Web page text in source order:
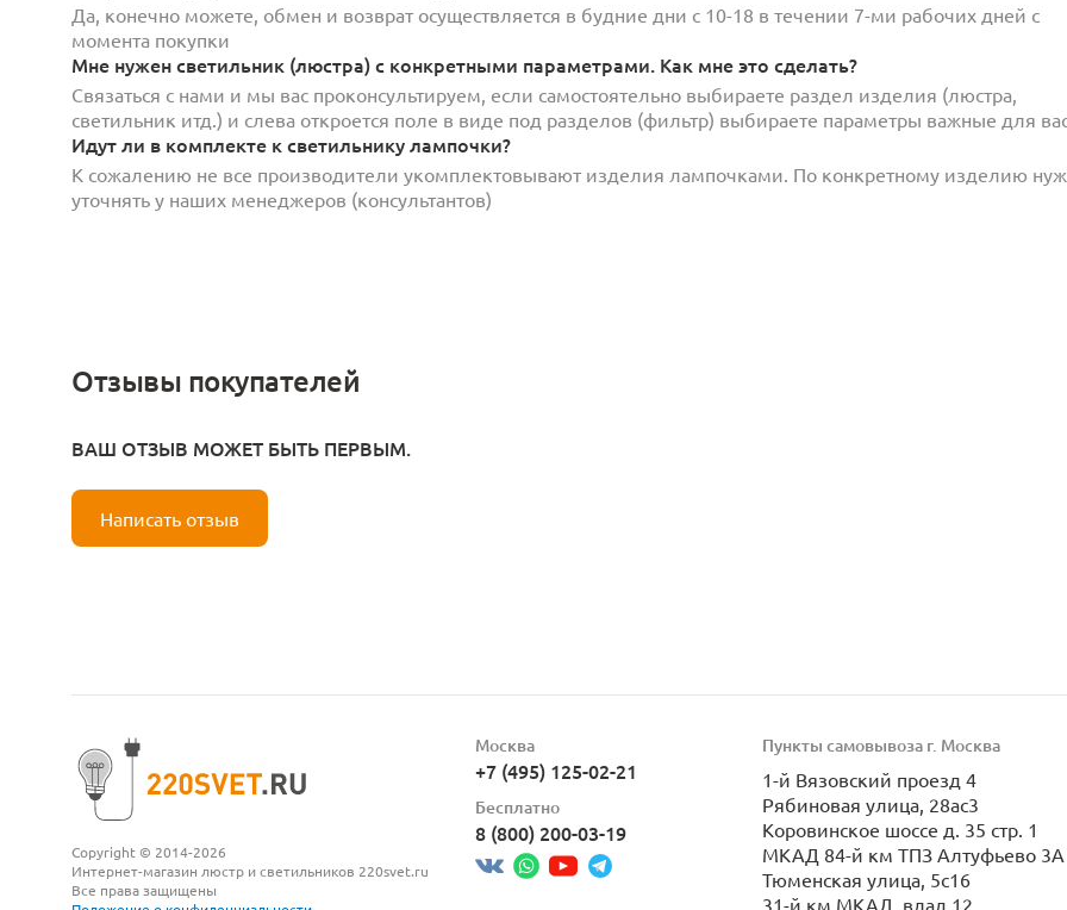
Да, конечно можете, обмен и возврат осуществляется в будние дни с 10-18 в течении 7-ми рабочих дней с
момента покупки
Мне нужен светильник (люстра) с конкретными параметрами. Как мне это сделать?
Связаться с нами и мы вас проконсультируем, если самостоятельно выбираете раздел изделия (люстра,
светильник итд.) и слева откроется поле в виде под разделов (фильтр) выбираете параметры важные для
Идут ли в комплекте к светильнику лампочки?
К сожалению не все производители укомплектовывают изделия лампочками. По конкретному изделию
уточнять у наших менеджеров (консультантов)
Отзывы покупателей
ВАШ ОТЗЫВ МОЖЕТ БЫТЬ ПЕРВЫМ.
Написать отзыв
Copyright © 2014-2026
Интернет-магазин люстр и светильников 220svet.ru
Все права защищены
Москва
+7 (495) 125-02-21
Бесплатно
8 (800) 200-03-19
Пункты самовывоза г. Москва
1-й Вязовский проезд 4
Рябиновая улица, 28ас3
Коровинское шоссе д. 35 стр. 1
МКАД 84-й км ТПЗ Алтуфьево 3А
Тюменская улица, 5с16
31-й км МКАД, влад.12